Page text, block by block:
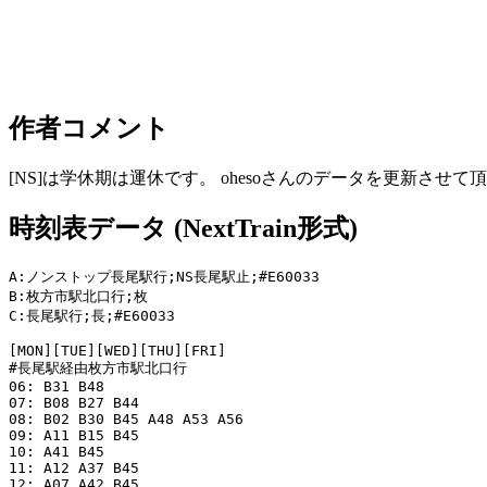
作者コメント
[NS]は学休期は運休です。 ohesoさんのデータを更新させて頂
時刻表データ (NextTrain形式)
A:ノンストップ長尾駅行;NS長尾駅止;#E60033
B:枚方市駅北口行;枚
C:長尾駅行;長;#E60033
[MON][TUE][WED][THU][FRI]
#長尾駅経由枚方市駅北口行
06: B31 B48
07: B08 B27 B44
08: B02 B30 B45 A48 A53 A56
09: A11 B15 B45
10: A41 B45
11: A12 A37 B45